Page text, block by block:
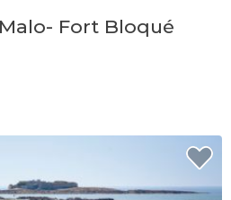
Fort Bloqué